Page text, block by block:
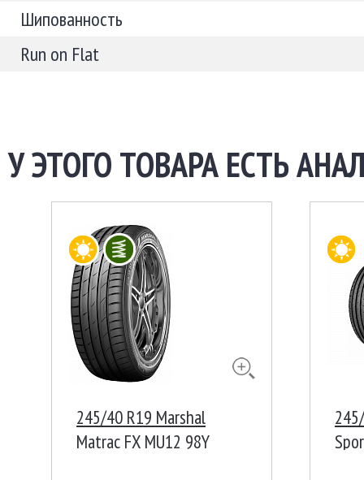
Шипованность
Run on Flat
У ЭТОГО ТОВАРА ЕСТЬ
245/40 R19 Marshal
Matrac FX MU12 98Y